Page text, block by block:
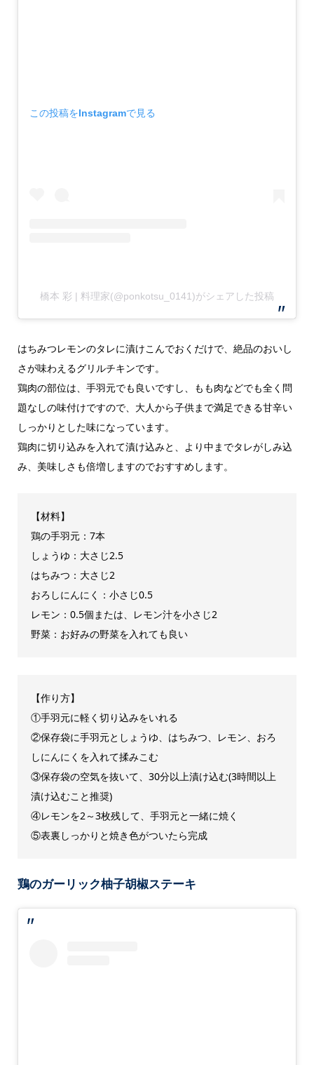
この投稿をInstagramで見る
橋本 彩 | 料理家(@ponkotsu_0141)がシェアした投稿
はちみつレモンのタレに漬けこんでおくだけで、絶品のおいし
さが味わえるグリルチキンです。
鶏肉の部位は、手羽元でも良いですし、もも肉などでも全く問
題なしの味付けですので、大人から子供まで満足できる甘辛い
しっかりとした味になっています。
鶏肉に切り込みを入れて漬け込みと、より中までタレがしみ込
み、美味しさも倍増しますのでおすすめします。
【材料】
鶏の手羽元：7本
しょうゆ：大さじ2.5
はちみつ：大さじ2
おろしにんにく：小さじ0.5
レモン：0.5個または、レモン汁を小さじ2
野菜：お好みの野菜を入れても良い
【作り方】
①手羽元に軽く切り込みをいれる
②保存袋に手羽元としょうゆ、はちみつ、レモン、おろ
しにんにくを入れて揉みこむ
③保存袋の空気を抜いて、30分以上漬け込む(3時間以上
漬け込むこと推奨)
④レモンを2～3枚残して、手羽元と一緒に焼く
⑤表裏しっかりと焼き色がついたら完成
鶏のガーリック柚子胡椒ステーキ